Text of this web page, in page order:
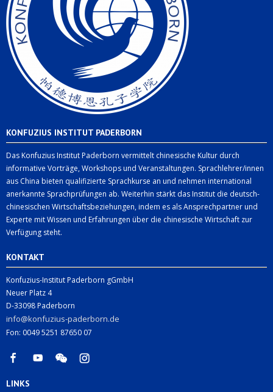
KONFUZIUS INSTITUT PADERBORN
Das Konfuzius Institut Paderborn vermittelt chinesische Kultur durch
informative Vorträge, Workshops und Veranstaltungen. Sprachlehrer/innen
aus China bieten qualifizierte Sprachkurse an und nehmen international
anerkannte Sprachprüfungen ab. Weiterhin stärkt das Institut die deutsch-
chinesischen Wirtschaftsbeziehungen, indem es als Ansprechpartner und
Experte mit Wissen und Erfahrungen über die chinesische Wirtschaft zur
Verfügung steht.
KONTAKT
Konfuzius-Institut Paderborn gGmbH
Neuer Platz 4
D-33098 Paderborn
info@konfuzius-paderborn.de
Fon: 0049 5251 87650 07
LINKS